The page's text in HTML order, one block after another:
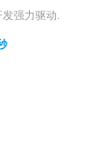
发强力驱动.